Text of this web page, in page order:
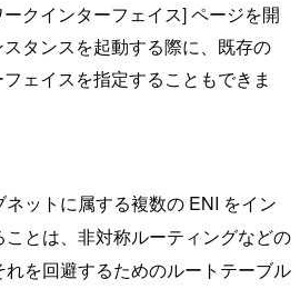
クインターフェイス] ページを開
タンスを起動する際に、既存の
ェイスを指定することもできま
ットに属する複数の ENI をイン
とは、非対称ルーティングなどの
を回避するためのルートテーブル